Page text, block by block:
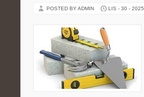
POSTED BY ADMIN LIS - 30 - 2025